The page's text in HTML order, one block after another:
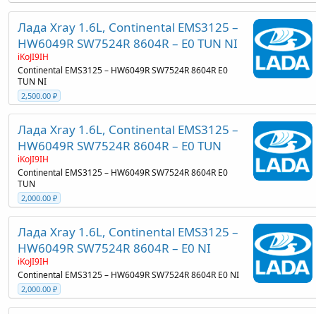
Лада Xray 1.6L, Continental EMS3125 –
HW6049R SW7524R 8604R – E0 TUN NI
iKoJI9IH
Continental EMS3125 – HW6049R SW7524R 8604R E0
TUN NI
2,500.00 ₽
Лада Xray 1.6L, Continental EMS3125 –
HW6049R SW7524R 8604R – E0 TUN
iKoJI9IH
Continental EMS3125 – HW6049R SW7524R 8604R E0
TUN
2,000.00 ₽
Лада Xray 1.6L, Continental EMS3125 –
HW6049R SW7524R 8604R – E0 NI
iKoJI9IH
Continental EMS3125 – HW6049R SW7524R 8604R E0 NI
2,000.00 ₽